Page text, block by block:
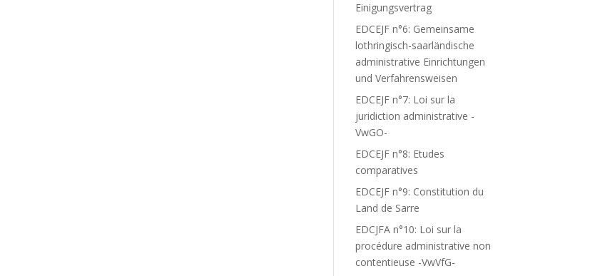
Einigungsvertrag
EDCEJF n°6: Gemeinsame
lothringisch-saarländische
administrative Einrichtungen
und Verfahrensweisen
EDCEJF n°7: Loi sur la
juridiction administrative -
VwGO-
EDCEJF n°8: Etudes
comparatives
EDCEJF n°9: Constitution du
Land de Sarre
EDCJFA n°10: Loi sur la
procédure administrative non
contentieuse -VwVfG-